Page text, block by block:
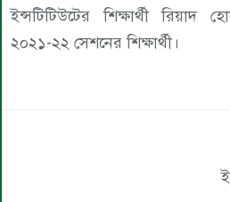
ইন্সটিটিউটের শিক্ষার্থী রিয়াদ
২০২১-২২ সেশনের শিক্ষার্থী।